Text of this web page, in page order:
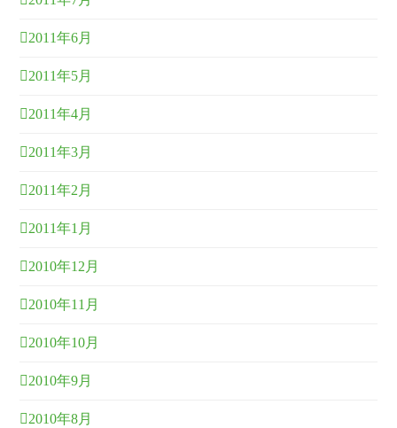
2011年6月
2011年5月
2011年4月
2011年3月
2011年2月
2011年1月
2010年12月
2010年11月
2010年10月
2010年9月
2010年8月